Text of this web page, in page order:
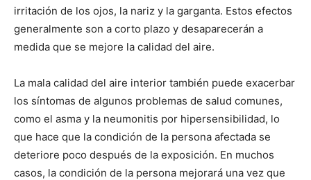
irritación de los ojos, la nariz y la garganta. Estos efectos
generalmente son a corto plazo y desaparecerán a
medida que se mejore la calidad del aire.
La mala calidad del aire interior también puede exacerbar
los síntomas de algunos problemas de salud comunes,
como el asma y la neumonitis por hipersensibilidad, lo
que hace que la condición de la persona afectada se
deteriore poco después de la exposición. En muchos
casos, la condición de la persona mejorará una vez que